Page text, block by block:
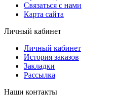
Связаться с нами
Карта сайта
Личный кабинет
Личный кабинет
История заказов
Закладки
Рассылка
Наши контакты